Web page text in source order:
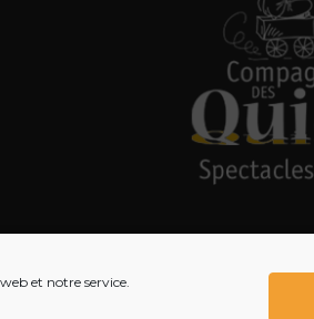
et notre service.